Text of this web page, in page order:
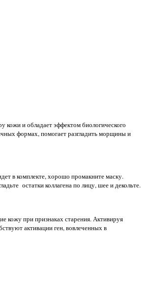
кожи и обладает эффектом биологического
формах, помогает разгладить морщины и
в комплекте, хорошо промакните маску.
остатки коллагена по лицу, шее и декольте.
кожу при признаках старения. Активируя
активации ген, вовлеченных в